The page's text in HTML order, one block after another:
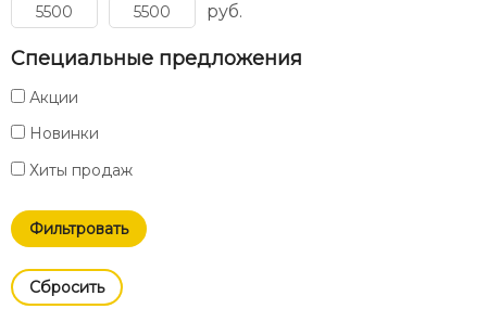
руб.
Специальные предложения
Акции
Новинки
Хиты продаж
Cбросить